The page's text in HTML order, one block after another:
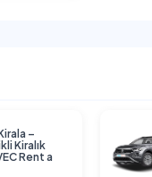
–
Kiralık
Rent a